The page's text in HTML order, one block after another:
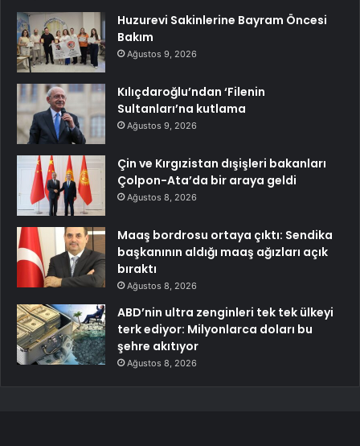
Huzurevi Sakinlerine Bayram Öncesi
Bakım
Ağustos 9, 2026
Kılıçdaroğlu’ndan ‘Filenin
Sultanları’na kutlama
Ağustos 9, 2026
Çin ve Kırgızistan dışişleri bakanları
Çolpon-Ata’da bir araya geldi
Ağustos 8, 2026
Maaş bordrosu ortaya çıktı: Sendika
başkanının aldığı maaş ağızları açık
bıraktı
Ağustos 8, 2026
ABD’nin ultra zenginleri tek tek ülkeyi
terk ediyor: Milyonlarca doları bu
şehre akıtıyor
Ağustos 8, 2026